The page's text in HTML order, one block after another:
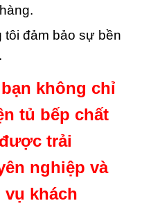
tôi đảm bảo sự bền
không chỉ
tủ bếp chất
trải
nghiệp và
khách